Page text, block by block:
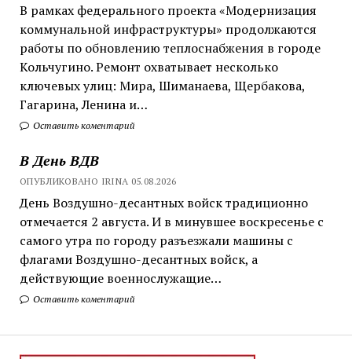
В рамках федерального проекта «Модернизация
коммунальной инфраструктуры» продолжаются
работы по обновлению теплоснабжения в городе
Кольчугино. Ремонт охватывает несколько
ключевых улиц: Мира, Шиманаева, Щербакова,
Гагарина, Ленина и…
Оставить коментарий
В День ВДВ
ОПУБЛИКОВАНО IRINA 05.08.2026
День Воздушно-десантных войск традиционно
отмечается 2 августа. И в минувшее воскресенье с
самого утра по городу разъезжали машины с
флагами Воздушно-десантных войск, а
действующие военнослужащие…
Оставить коментарий